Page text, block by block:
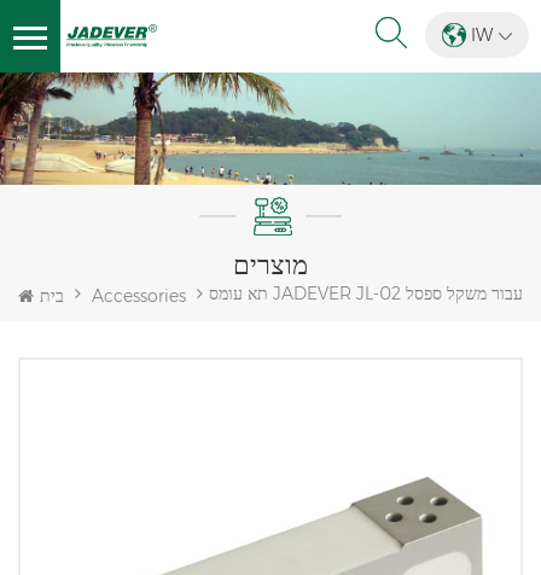
IW
מוצרים
בית Accessories תא עומס JADEVER JL-02 עבור משקל ספסל